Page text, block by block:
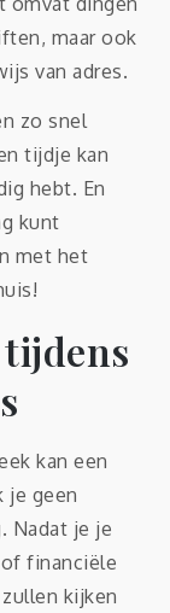
maar ook
van adres.
zo snel
tijdje kan
hebt. En
kunt
met het
kan een
je geen
Nadat je je
financiële
kijken